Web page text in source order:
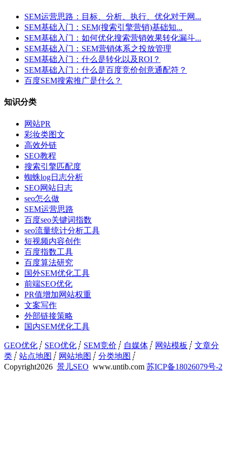
SEM运营思路：目标、分析、执行、优化对于网...
SEM基础入门：SEM(搜索引擎营销)基础知...
SEM基础入门：如何优化搜索营销效果转化漏斗...
SEM基础入门：SEM营销体系之投放管理
SEM基础入门：什么是转化以及ROI？
SEM基础入门：什么是百度竞价创意通配符？
百度SEM搜索推广是什么？
知识分类
网站PR
彩妆类图文
高效外链
SEO教程
搜索引擎匹配度
蜘蛛log日志分析
SEO网站日志
seo怎么做
SEM运营思路
百度seo关键词指数
seo流量统计分析工具
短视频内容创作
百度指数工具
百度算法研究
国外SEM优化工具
前端SEO优化
PR值增加网站权重
文案写作
外部链接策略
国内SEM优化工具
GEO优化 ┊ SEO优化 ┊ SEM竞价 ┊ 自媒体 ┊ 网站模板 ┊ 文章分
类 ┊ 站点地图 ┊ 网站地图 ┊ 分类地图 ┊
Copyright2026 景儿SEO www.untib.com 苏ICP备18026079号-2